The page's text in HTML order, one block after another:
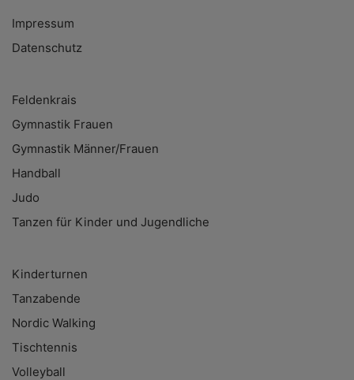
Impressum
Datenschutz
Feldenkrais
Gymnastik Frauen
Gymnastik Männer/Frauen
Handball
Judo
Tanzen für Kinder und Jugendliche
Kinderturnen
Tanzabende
Nordic Walking
Tischtennis
Volleyball